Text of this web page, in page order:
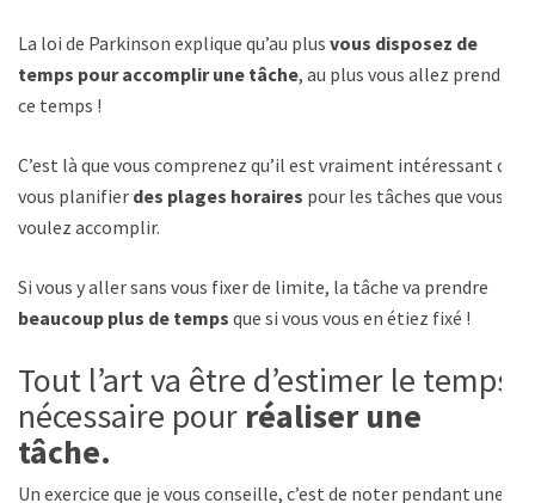
La loi de Parkinson explique qu’au plus vous disposez de
temps pour accomplir une tâche, au plus vous allez prendre
ce temps !
C’est là que vous comprenez qu’il est vraiment intéressant de
vous planifier des plages horaires pour les tâches que vous
voulez accomplir.
Si vous y aller sans vous fixer de limite, la tâche va prendre
beaucoup plus de temps que si vous vous en étiez fixé !
Tout l’art va être d’estimer le temps
nécessaire pour réaliser une
tâche.
Un exercice que je vous conseille, c’est de noter pendant une